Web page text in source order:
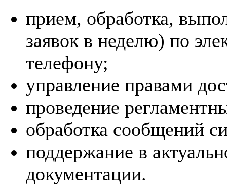
прием, обработка,
заявок в неделю) по
телефону;
управление правами
проведение
обработка сообщений
поддержание в
документации.